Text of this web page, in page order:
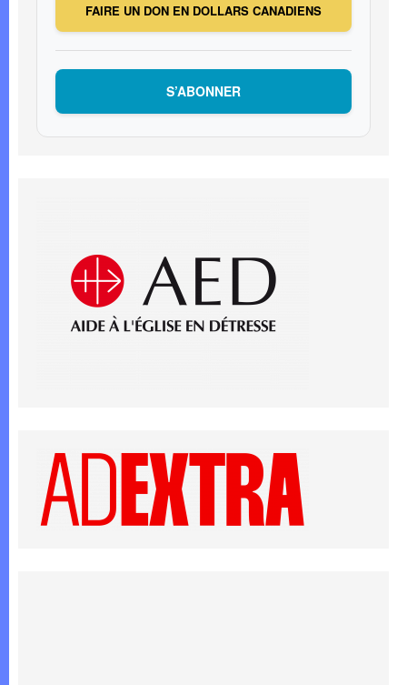
FAIRE UN DON EN DOLLARS CANADIENS
S’ABONNER